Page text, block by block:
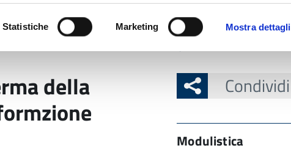
Statistiche Marketing Mostra dettagli
della Condividi
Modulistica